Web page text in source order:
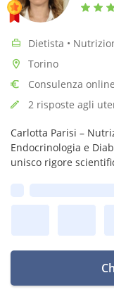
Dietista •
Torino
Consulenza
2 risposte agli
Carlotta Parisi –
Endocrinologia e
unisco rigore